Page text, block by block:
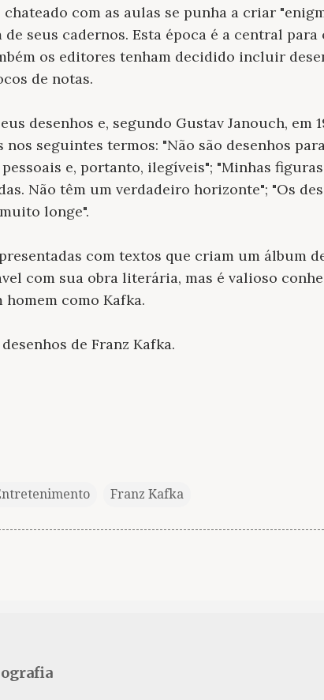
com as aulas se punha a criar
seus cadernos. Esta época é a central para
os editores tenham decidido incluir
de notas.
desenhos e, segundo Gustav Janouch, em
seguintes termos: "Não são desenhos
e, portanto, ilegíveis"; "Minhas
Não têm um verdadeiro horizonte"; "Os
longe".
com textos que criam um álbum
com sua obra literária, mas é valioso
como Kafka.
de Franz Kafka.
Franz Kafka